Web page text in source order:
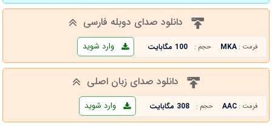
دانلود صدای دوبله فارسی
فرمت : MKA حجم : 100 مگابایت وارد شوید
دانلود صدای زبان اصلی
فرمت : AAC حجم : 308 مگابایت وارد شوید